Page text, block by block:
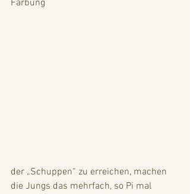
Färbung
der „Schuppen“ zu erreichen, machen
die Jungs das mehrfach, so Pi mal